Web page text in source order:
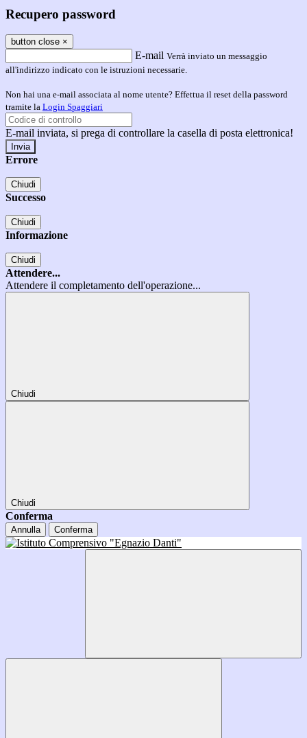
Recupero password
button close ×
E-mail Verrà inviato un messaggio
all'indirizzo indicato con le istruzioni necessarie.
Non hai una e-mail associata al nome utente? Effettua il reset della password
tramite la Login Spaggiari
E-mail inviata, si prega di controllare la casella di posta elettronica!
Errore
Chiudi
Successo
Chiudi
Informazione
Chiudi
Attendere...
Attendere il completamento dell'operazione...
Chiudi
Chiudi
Conferma
Annulla Conferma